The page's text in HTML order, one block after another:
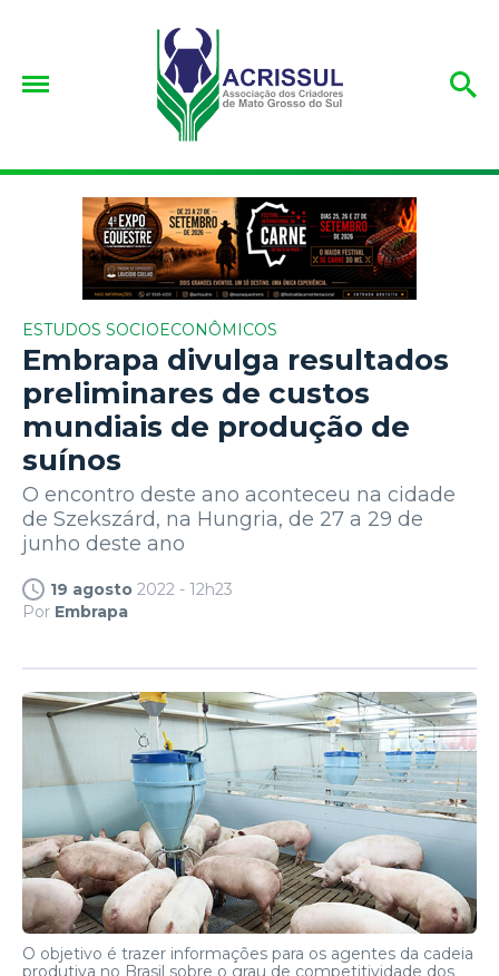
ESTUDOS SOCIOECONÔMICOS
Embrapa divulga resultados
preliminares de custos
mundiais de produção de
suínos
O encontro deste ano aconteceu na cidade
de Szekszárd, na Hungria, de 27 a 29 de
junho deste ano
19 agosto 2022 - 12h23
Por Embrapa
O objetivo é trazer informações para os agentes da cadeia
produtiva no Brasil sobre o grau de competitividade dos